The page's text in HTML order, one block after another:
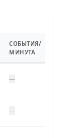
СОБЫТИЯ/
МИНУТА
—
—